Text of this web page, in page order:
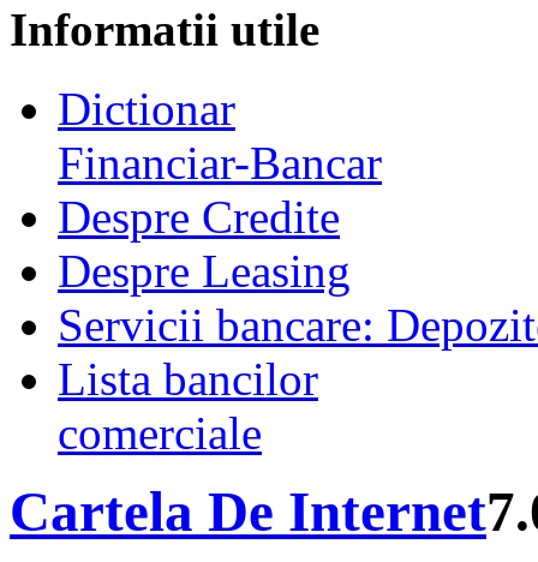
Informatii utile
Dictionar
Financiar-Bancar
Despre Credite
Despre Leasing
Servicii bancare:
Lista bancilor
comerciale
Cartela De Internet